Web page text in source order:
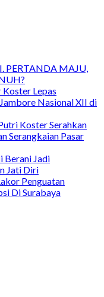
PERTANDA MAJU,
Lepas
Nasional XII di
Koster Serahkan
Serangkaian Pasar
Berani Jadi
Jati Diri
Penguatan
Di Surabaya